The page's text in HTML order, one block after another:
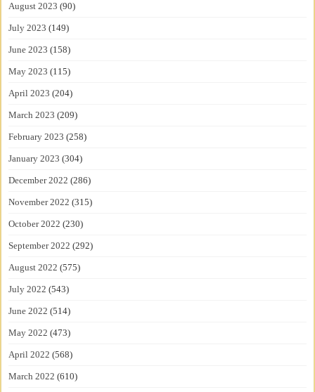
August 2023 (90)
July 2023 (149)
June 2023 (158)
May 2023 (115)
April 2023 (204)
March 2023 (209)
February 2023 (258)
January 2023 (304)
December 2022 (286)
November 2022 (315)
October 2022 (230)
September 2022 (292)
August 2022 (575)
July 2022 (543)
June 2022 (514)
May 2022 (473)
April 2022 (568)
March 2022 (610)